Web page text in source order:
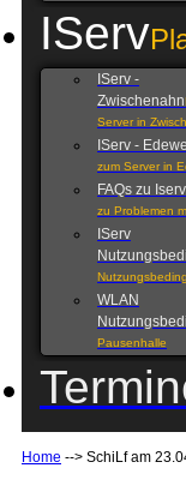
IServ
IServ -
Zwischenahn
Server in
IServ -
zum Server in
FAQs zu Iserv
zu Problemen
IServ
WLAN
Pausenhalle
Home --> SchiLf am